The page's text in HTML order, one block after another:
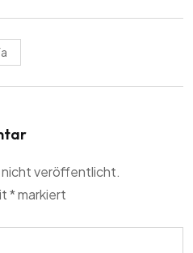
nicht veröffentlicht.
*markiert